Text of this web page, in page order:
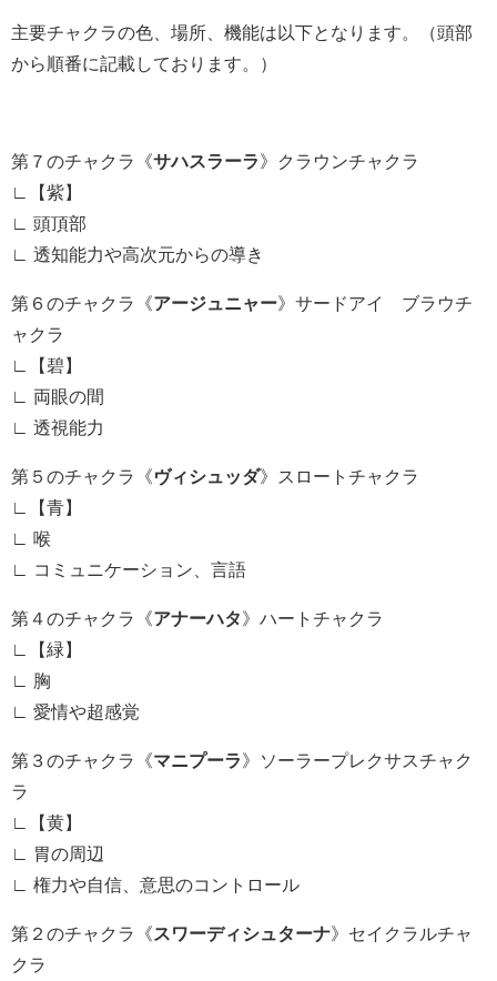
主要チャクラの色、場所、機能は以下となります。（頭部
から順番に記載しております。）
第７のチャクラ《サハスラーラ》クラウンチャクラ
∟【紫】
∟ 頭頂部
∟ 透知能力や高次元からの導き
第６のチャクラ《アージュニャー》サードアイ ブラウチ
ャクラ
∟【碧】
∟ 両眼の間
∟ 透視能力
第５のチャクラ《ヴィシュッダ》スロートチャクラ
∟【青】
∟ 喉
∟ コミュニケーション、言語
第４のチャクラ《アナーハタ》ハートチャクラ
∟【緑】
∟ 胸
∟ 愛情や超感覚
第３のチャクラ《マニプーラ》ソーラープレクサスチャク
ラ
∟【黄】
∟ 胃の周辺
∟ 権力や自信、意思のコントロール
第２のチャクラ《スワーディシュターナ》セイクラルチャ
クラ